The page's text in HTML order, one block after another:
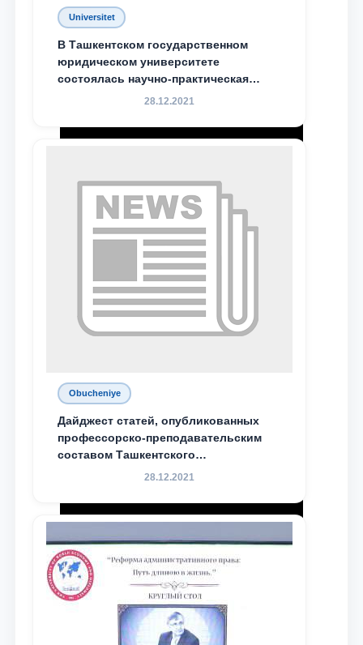
Universitet
В Ташкентском государственном
юридическом университете
состоялась научно-практическая
конференция магистрантов
28.12.2021
Obucheniye
Дайджест статей, опубликованных
профессорско-преподавательским
составом Ташкентского
государственного юридического
местных научных изданиях, с целью
доведения до международного
сообщества результатов реформ и
исследований в сфере
противодействия коррупции
28.12.2021